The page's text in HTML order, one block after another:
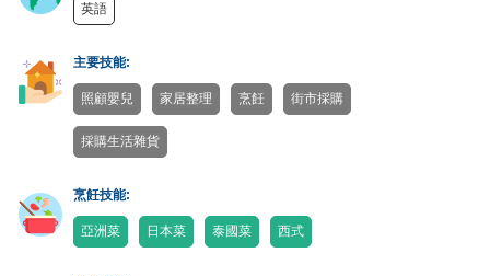
英語
主要技能:
照顧嬰兒 家居整理 烹飪 街市採購
採購生活雜貨
烹飪技能:
亞洲菜 日本菜 泰國菜 西式